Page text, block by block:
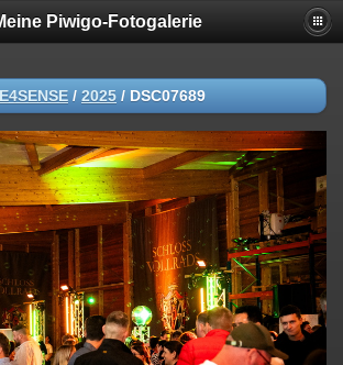
Piwigo-Fotogalerie
/ 2025 / DSC07689